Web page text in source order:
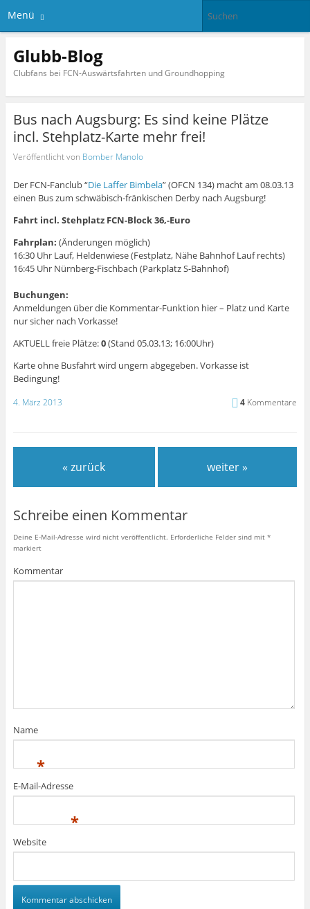
Menü
Glubb-Blog
Clubfans bei FCN-Auswärtsfahrten und Groundhopping
Bus nach Augsburg: Es sind keine Plätze
incl. Stehplatz-Karte mehr frei!
Veröffentlicht von Bomber Manolo
Der FCN-Fanclub “Die Laffer Bimbela” (OFCN 134) macht am 08.03.13
einen Bus zum schwäbisch-fränkischen Derby nach Augsburg!
Fahrt incl. Stehplatz FCN-Block 36,-Euro
Fahrplan: (Änderungen möglich)
16:30 Uhr Lauf, Heldenwiese (Festplatz, Nähe Bahnhof Lauf rechts)
16:45 Uhr Nürnberg-Fischbach (Parkplatz S-Bahnhof)
Buchungen:
Anmeldungen über die Kommentar-Funktion hier – Platz und Karte
nur sicher nach Vorkasse!
AKTUELL freie Plätze:0(Stand 05.03.13; 16:00Uhr)
Karte ohne Busfahrt wird ungern abgegeben. Vorkasse ist
Bedingung!
4. März 2013 4 Kommentare
« zurück weiter »
Schreibe einen Kommentar
Deine E-Mail-Adresse wird nicht veröffentlicht. Erforderliche Felder sind mit *
markiert
Kommentar
Name
*
E-Mail-Adresse
*
Website